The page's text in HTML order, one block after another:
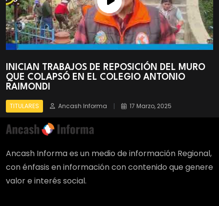
INICIAN TRABAJOS DE REPOSICIÓN DEL MURO
QUE COLAPSÓ EN EL COLEGIO ANTONIO
RAIMONDI
TITULARES Ancash Informa 17 Marzo, 2025
Solicitan ampliación de prisión preventiva para
implicado en presunto as3sin4to
Universidad César Vallejo dona 60 carpetas
unipersonales a colegio del centro poblado de
Marián
TITULARES Ancash Informa 17 Marzo, 2025
presidentes de comités de aula solicitan
información sobre avance del plan de
contingencia
TITULARES Ancash Informa 17 Marzo, 2025
Ancash Informa es un medio de información Regional,
con énfasis en información con contenido que genere
valor e interés social.